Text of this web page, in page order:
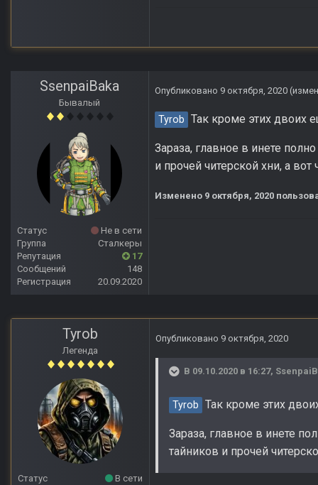
SsenpaiBaka
Бывалый
Статус
Не в сети
Группа
Сталкеры
Репутация
17
Сообщений
148
Регистрация
20.09.2020
Опубликовано 9 октября, 2020
Tyrob Так кроме этих двоих
Зараза, главное в инете
и прочей читерской хни, а
Изменено 9 октября, 2020
Tyrob
Легенда
Статус
В сети
Опубликовано 9 октября, 2020
В 09.10.2020 в 16:27,
Tyrob Так кроме этих
Зараза, главное в инете
тайников и прочей